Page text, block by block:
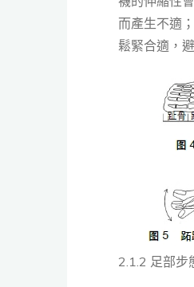
而產生不適
鬆緊合適，
2.1.2 足部步